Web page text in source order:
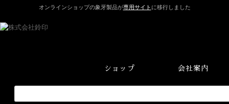
オンラインショップの象牙製品が専用サイト に移行しました
ショップ 会社案内